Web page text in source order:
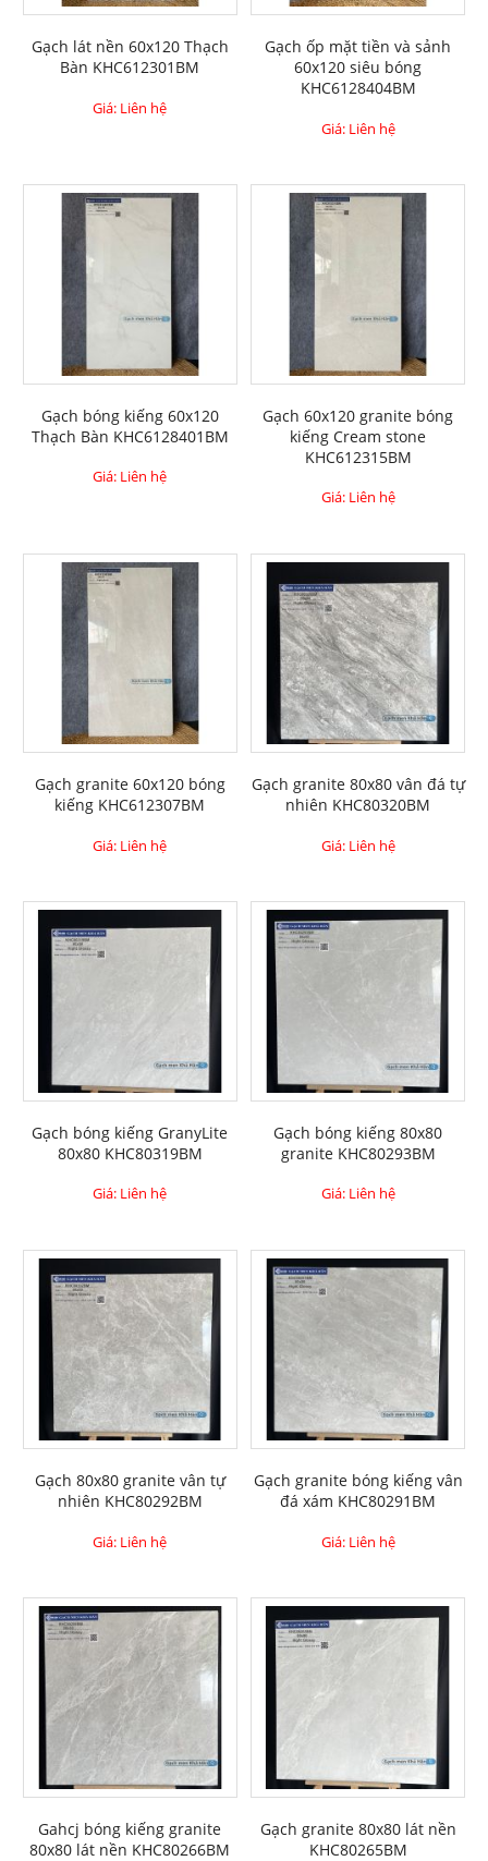
Gạch lát nền 60x120 Thạch
Bàn KHC612301BM
Giá: Liên hệ
Gạch ốp mặt tiền và sảnh
60x120 siêu bóng
KHC6128404BM
Giá: Liên hệ
Gạch bóng kiếng 60x120
Thạch Bàn KHC6128401BM
Giá: Liên hệ
Gạch 60x120 granite bóng
kiếng Cream stone
KHC612315BM
Giá: Liên hệ
Gạch granite 60x120 bóng
kiếng KHC612307BM
Giá: Liên hệ
Gạch granite 80x80 vân đá tự
nhiên KHC80320BM
Giá: Liên hệ
Gạch bóng kiếng GranyLite
80x80 KHC80319BM
Giá: Liên hệ
Gạch bóng kiếng 80x80
granite KHC80293BM
Giá: Liên hệ
Gạch 80x80 granite vân tự
nhiên KHC80292BM
Giá: Liên hệ
Gạch granite bóng kiếng vân
đá xám KHC80291BM
Giá: Liên hệ
Gahcj bóng kiếng granite
80x80 lát nền KHC80266BM
Gạch granite 80x80 lát nền
KHC80265BM